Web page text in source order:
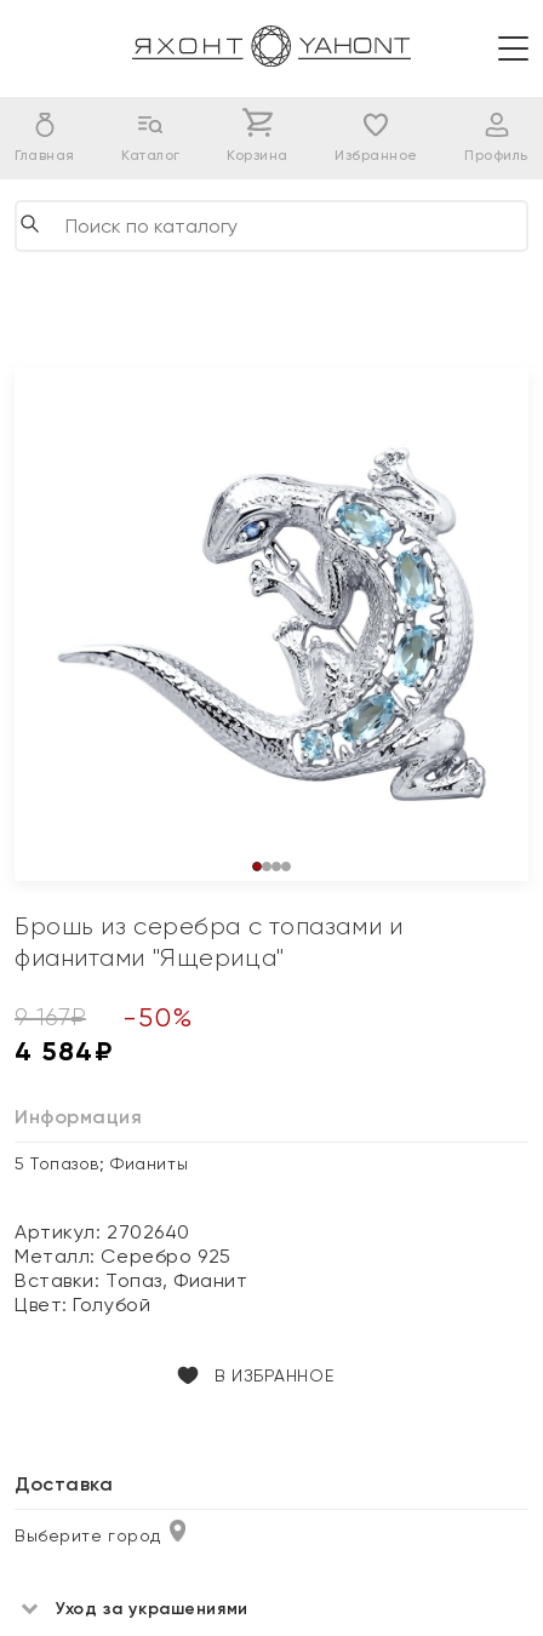
Главная Каталог Корзина Избранное Профиль
Брошь из серебра с топазами и
фианитами "Ящерица"
9 167₽ -50%
4 584₽
Информация
5 Топазов; Фианиты
Артикул: 2702640
Металл: Серебро 925
Вставки: Топаз, Фианит
Цвет:Голубой
В ИЗБРАННОЕ
Доставка
Выберите город
Уход за украшениями